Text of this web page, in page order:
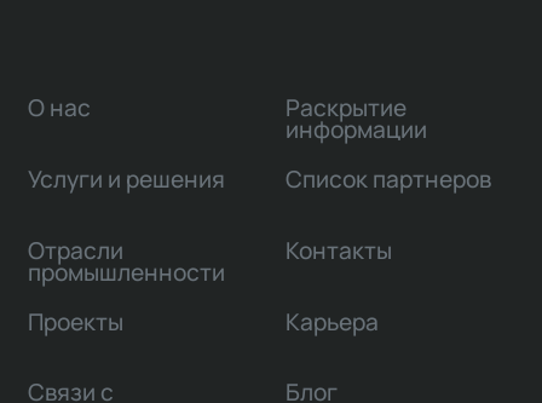
О нас
Услуги и решения
Отрасли
промышленности
Проекты
Связи с
Раскрытие
информации
Список партнеров
Контакты
Карьера
Блог